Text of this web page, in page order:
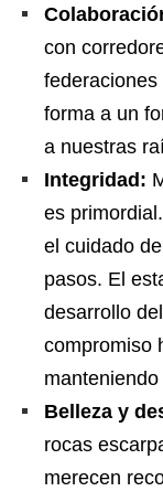
con
forma a un
a nuestras
Integridad:
es
el cuidado
pasos. El
desarrollo
compromiso
Belleza y
rocas
merecen